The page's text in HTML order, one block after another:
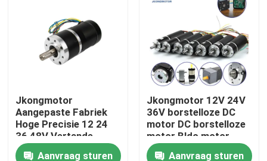
Producten
Ongeveer ons
Jkongmotor
Aangepaste Fabriek
Hoge Precisie 12 24
36 48V Vertande
Borstelloze DC-Motor
Aanvraag sturen
Jkongmotor 12V 24V
36V borstelloze DC
motor DC borstelloze
motor Bldc motor
Voor 50W 100W 200W
Aanvraag sturen